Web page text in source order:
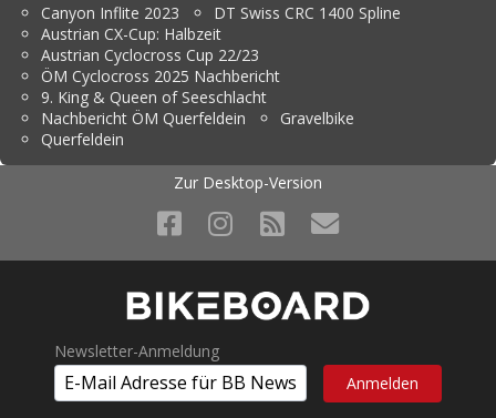
Canyon Inflite 2023
DT Swiss CRC 1400 Spline
Austrian CX-Cup: Halbzeit
Austrian Cyclocross Cup 22/23
ÖM Cyclocross 2025 Nachbericht
9. King & Queen of Seeschlacht
Nachbericht ÖM Querfeldein
Gravelbike
Querfeldein
Zur Desktop-Version
Newsletter-Anmeldung